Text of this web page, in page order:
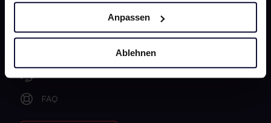
Anpassen
Ablehnen
Fragen zu Deiner Bestellung?
Kontakt
FAQ